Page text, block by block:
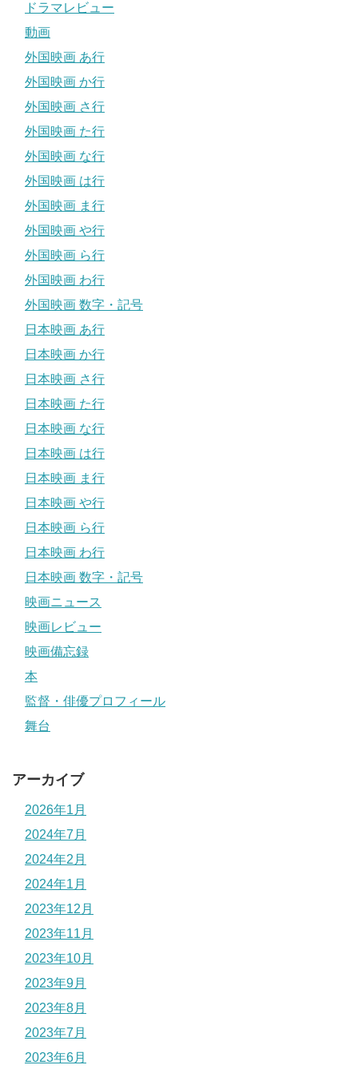
ドラマレビュー
動画
外国映画 あ行
外国映画 か行
外国映画 さ行
外国映画 た行
外国映画 な行
外国映画 は行
外国映画 ま行
外国映画 や行
外国映画 ら行
外国映画 わ行
外国映画 数字・記号
日本映画 あ行
日本映画 か行
日本映画 さ行
日本映画 た行
日本映画 な行
日本映画 は行
日本映画 ま行
日本映画 や行
日本映画 ら行
日本映画 わ行
日本映画 数字・記号
映画ニュース
映画レビュー
映画備忘録
本
監督・俳優プロフィール
舞台
アーカイブ
2026年1月
2024年7月
2024年2月
2024年1月
2023年12月
2023年11月
2023年10月
2023年9月
2023年8月
2023年7月
2023年6月